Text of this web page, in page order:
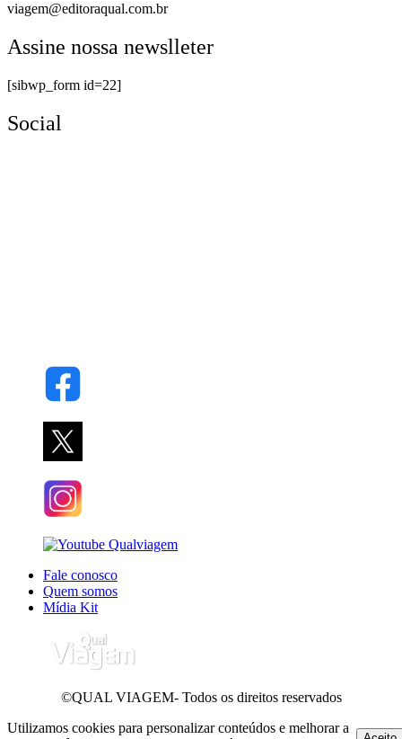
viagem@editoraqual.com.br
Assine nossa newslleter
[sibwp_form id=22]
Social
Fale conosco
Quem somos
Mídia Kit
©QUAL VIAGEM- Todos os direitos reservados
Utilizamos cookies para personalizar conteúdos e melhorar a